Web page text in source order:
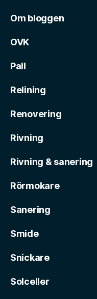
Om bloggen
OVK
Pall
Relining
Renovering
Rivning
Rivning & sanering
Rörmokare
Sanering
Smide
Snickare
Solceller